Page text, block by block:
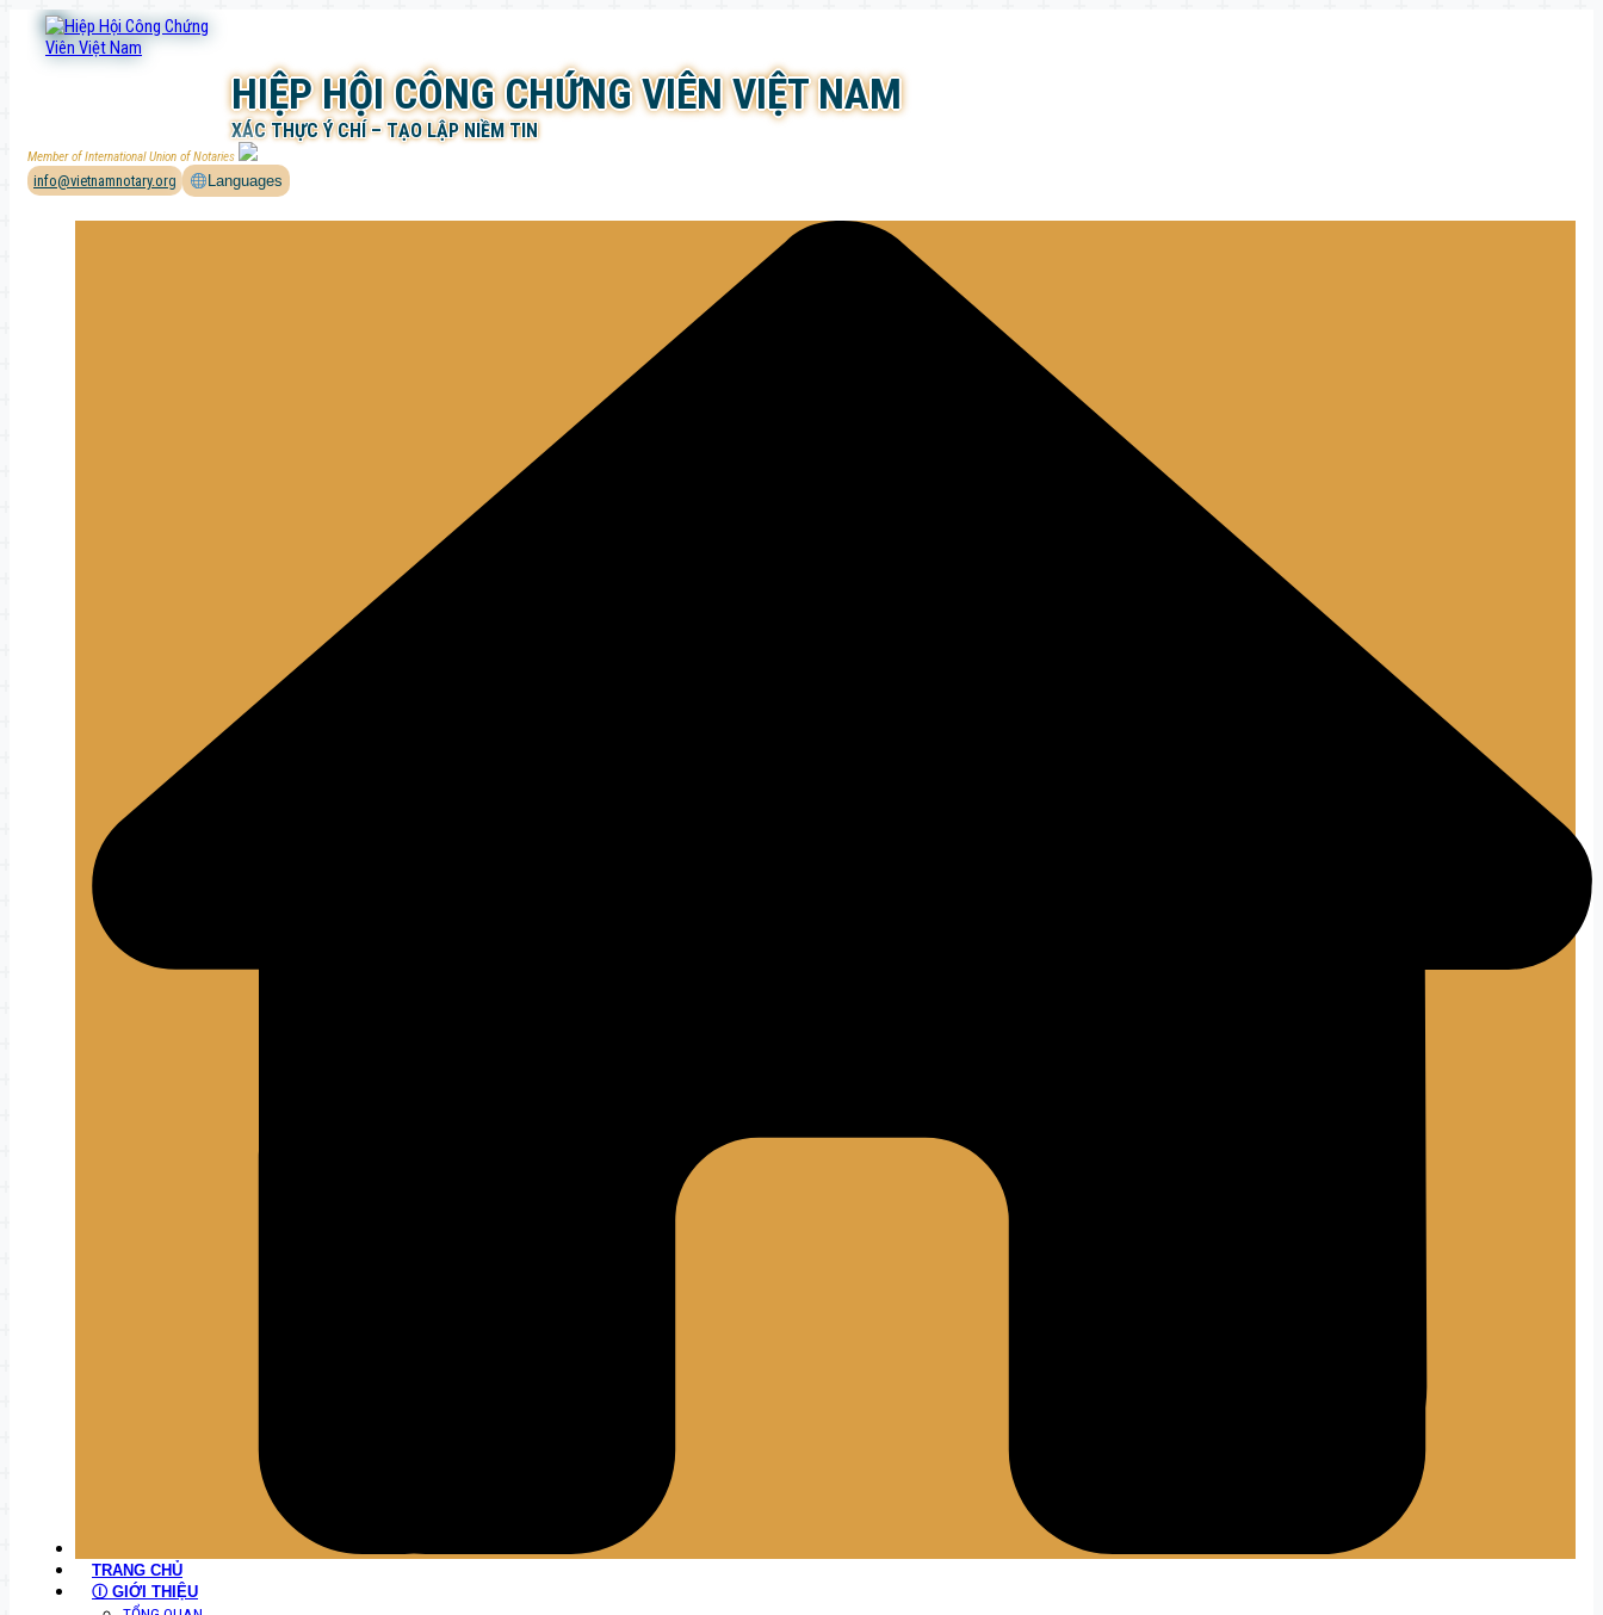
Chuyển
HIỆP HỘI CÔNG CHỨNG VIÊN VIỆT NAM
XÁC THỰC Ý CHÍ – TẠO LẬP NIỀM TIN
Member of International Union of Notaries
info@vietnamnotary.org Languages
TRANG CHỦ
Ⓘ GIỚI THIỆU